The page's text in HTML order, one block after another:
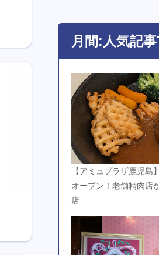
月間:人気記
【アミュプラザ鹿児
オープン！老舗精肉店
店